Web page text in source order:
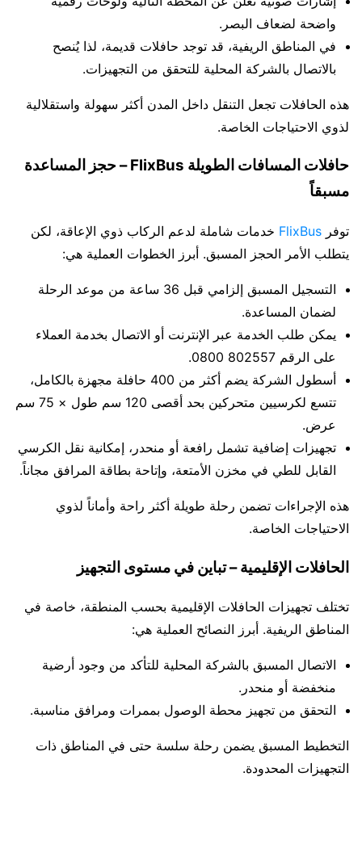
واضحة لضعاف البصر.
في المناطق الريفية، قد توجد حافلات قديمة، لذا يُنصح
بالاتصال بالشركة المحلية للتحقق من التجهيزات.
هذه الحافلات تجعل التنقل داخل المدن أكثر سهولة واستقلالية
لذوي الاحتياجات الخاصة.
حافلات المسافات الطويلة FlixBus – حجز المساعدة
مسبقاً
توفر FlixBus خدمات شاملة لدعم الركاب ذوي الإعاقة، لكن
يتطلب الأمر الحجز المسبق. أبرز الخطوات العملية هي:
التسجيل المسبق إلزامي قبل 36 ساعة من موعد الرحلة
لضمان المساعدة.
يمكن طلب الخدمة عبر الإنترنت أو الاتصال بخدمة العملاء
على الرقم 802557 0800.
أسطول الشركة يضم أكثر من 400 حافلة مجهزة بالكامل،
تتسع لكرسيين متحركين بحد أقصى 120 سم طول × 75 سم
عرض.
تجهيزات إضافية تشمل رافعة أو منحدر، إمكانية نقل الكرسي
القابل للطي في مخزن الأمتعة، وإتاحة بطاقة المرافق مجاناً.
هذه الإجراءات تضمن رحلة طويلة أكثر راحة وأماناً لذوي
الاحتياجات الخاصة.
الحافلات الإقليمية – تباين في مستوى التجهيز
تختلف تجهيزات الحافلات الإقليمية بحسب المنطقة، خاصة في
المناطق الريفية. أبرز النصائح العملية هي:
الاتصال المسبق بالشركة المحلية للتأكد من وجود أرضية
منخفضة أو منحدر.
التحقق من تجهيز محطة الوصول بممرات ومرافق مناسبة.
التخطيط المسبق يضمن رحلة سلسة حتى في المناطق ذات
التجهيزات المحدودة.